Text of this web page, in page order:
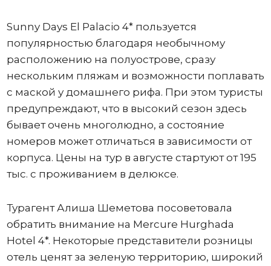
Sunny Days El Palacio 4* пользуется
популярностью благодаря необычному
расположению на полуострове, сразу
нескольким пляжам и возможности поплавать
с маской у домашнего рифа. При этом туристы
предупреждают, что в высокий сезон здесь
бывает очень многолюдно, а состояние
номеров может отличаться в зависимости от
корпуса. Цены на тур в августе стартуют от 195
тыс. с проживанием в делюксе.
Турагент Алиша Шеметова посоветовала
обратить внимание на Mercure Hurghada
Hotel 4*. Некоторые представители розницы
отель ценят за зеленую территорию, широкий